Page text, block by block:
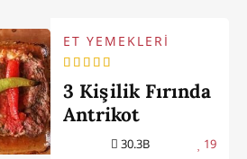
ET YEMEKLERİ
3 Kişilik Fırında
Antrikot
30.3B 19